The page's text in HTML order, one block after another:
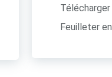
Feuilleter